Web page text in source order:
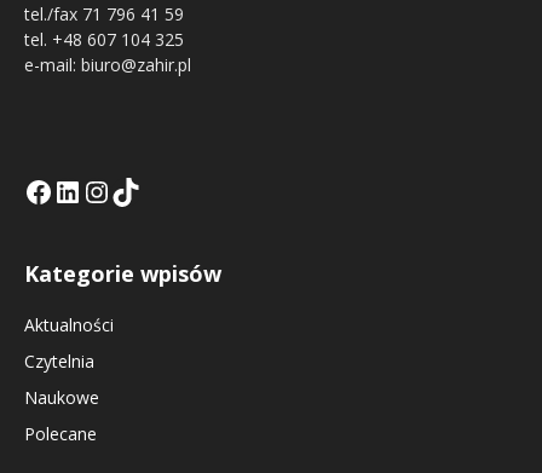
tel./fax 71 796 41 59
tel. +48 607 104 325
e-mail: biuro@zahir.pl
Facebook
LinkedIn
Tik Tok KEInstagramm KE
Kategorie wpisów
Aktualności
Czytelnia
Naukowe
Polecane